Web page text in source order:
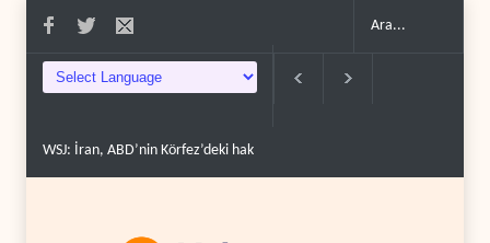
İran: ABD’nin kara saldırısı planını başarısızlı..